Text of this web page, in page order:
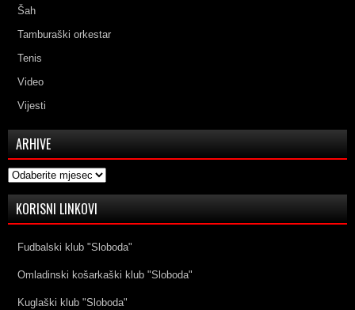
Šah
Tamburaški orkestar
Tenis
Video
Vijesti
ARHIVE
Arhive
KORISNI LINKOVI
Fudbalski klub "Sloboda"
Omladinski košarkaški klub "Sloboda"
Kuglaški klub "Sloboda"